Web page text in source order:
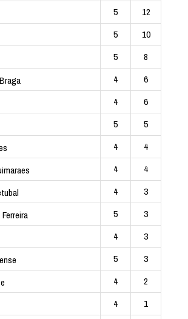
5
12
5
10
5
8
4
6
4
6
5
5
4
4
4
4
4
3
5
3
4
3
5
3
4
2
4
1